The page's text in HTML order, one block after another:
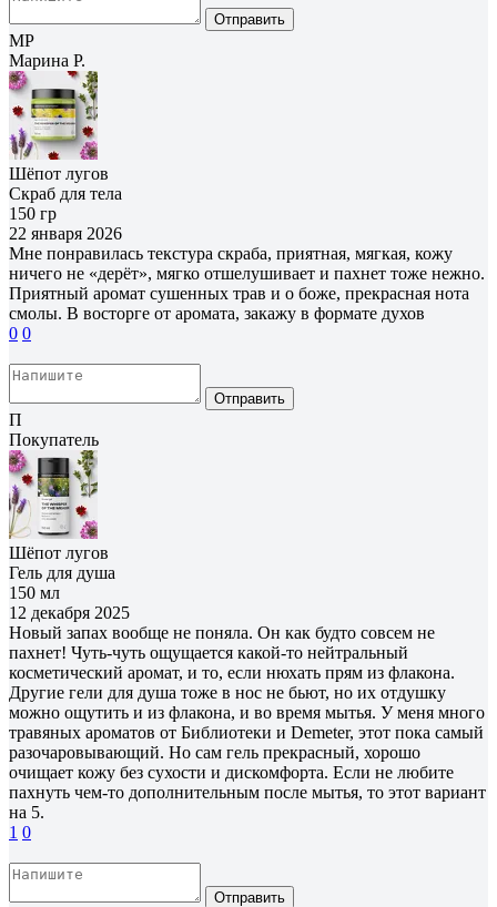
Отправить
МР
Марина Р.
Шёпот лугов
Скраб для тела
150 гр
22 января 2026
Мне понравилась текстура скраба, приятная, мягкая, кожу
ничего не «дерёт», мягко отшелушивает и пахнет тоже нежно.
Приятный аромат сушенных трав и о боже, прекрасная нота
смолы. В восторге от аромата, закажу в формате духов
0 0
Отправить
П
Покупатель
Шёпот лугов
Гель для душа
150 мл
12 декабря 2025
Новый запах вообще не поняла. Он как будто совсем не
пахнет! Чуть-чуть ощущается какой-то нейтральный
косметический аромат, и то, если нюхать прям из флакона.
Другие гели для душа тоже в нос не бьют, но их отдушку
можно ощутить и из флакона, и во время мытья. У меня много
травяных ароматов от Библиотеки и Demeter, этот пока самый
разочаровывающий. Но сам гель прекрасный, хорошо
очищает кожу без сухости и дискомфорта. Если не любите
пахнуть чем-то дополнительным после мытья, то этот вариант
на 5.
1 0
Отправить